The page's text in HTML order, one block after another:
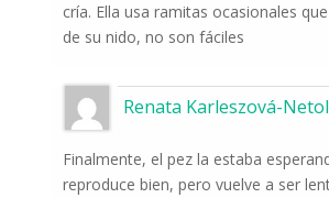
cría. Ella usa ramitas ocasionales
de su nido, no son fáciles
Renata Karleszová-
Finalmente, el pez la estaba
reproduce bien, pero vuelve a ser